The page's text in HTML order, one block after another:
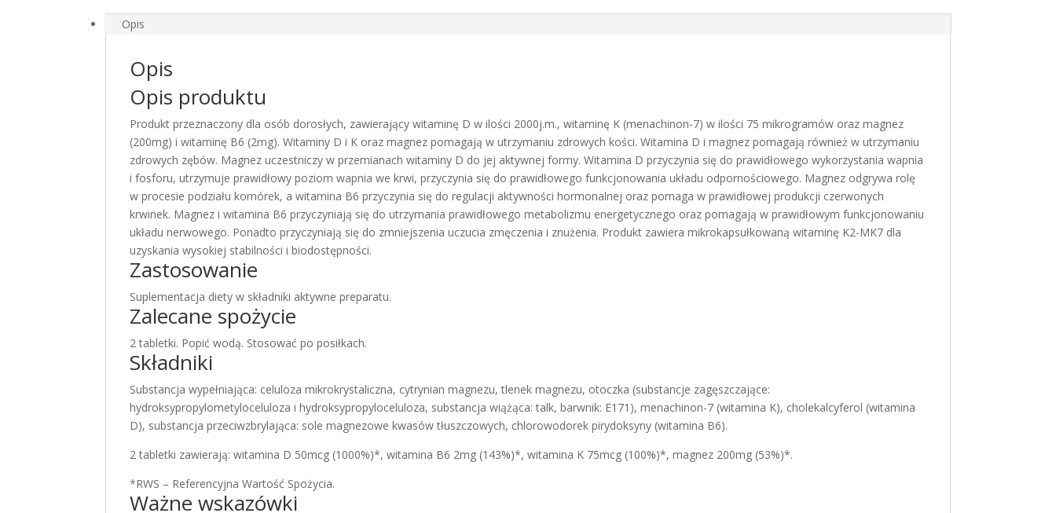
MgB6,
60
powlekanych
Opis
Opis
Opis produktu
Produkt przeznaczony dla osób dorosłych, zawierający witaminę D w ilości 2000j.m., witaminę K (menachinon-7) w ilości 75 mikrogramów oraz magnez
(200mg) i witaminę B6 (2mg). Witaminy D i K oraz magnez pomagają w utrzymaniu zdrowych kości. Witamina D i magnez pomagają również w utrzymaniu
zdrowych zębów. Magnez uczestniczy w przemianach witaminy D do jej aktywnej formy. Witamina D przyczynia się do prawidłowego wykorzystania wapnia
i fosforu, utrzymuje prawidłowy poziom wapnia we krwi, przyczynia się do prawidłowego funkcjonowania układu odpornościowego. Magnez odgrywa rolę
w procesie podziału komórek, a witamina B6 przyczynia się do regulacji aktywności hormonalnej oraz pomaga w prawidłowej produkcji czerwonych
krwinek. Magnez i witamina B6 przyczyniają się do utrzymania prawidłowego metabolizmu energetycznego oraz pomagają w prawidłowym funkcjonowaniu
układu nerwowego. Ponadto przyczyniają się do zmniejszenia uczucia zmęczenia i znużenia. Produkt zawiera mikrokapsułkowaną witaminę K2-MK7 dla
uzyskania wysokiej stabilności i biodostępności.
Zastosowanie
Suplementacja diety w składniki aktywne preparatu.
Zalecane spożycie
2 tabletki. Popić wodą. Stosować po posiłkach.
Składniki
Substancja wypełniająca: celuloza mikrokrystaliczna, cytrynian magnezu, tlenek magnezu, otoczka (substancje zagęszczające:
hydroksypropylometyloceluloza i hydroksypropyloceluloza, substancja wiążąca: talk, barwnik: E171), menachinon-7 (witamina K), cholekalcyferol (witamina
D), substancja przeciwzbrylająca: sole magnezowe kwasów tłuszczowych, chlorowodorek pirydoksyny (witamina B6).
2 tabletki zawierają: witamina D 50mcg (1000%)*, witamina B6 2mg (143%)*, witamina K 75mcg (100%)*, magnez 200mg (53%)*.
*RWS – Referencyjna Wartość Spożycia.
Ważne wskazówki